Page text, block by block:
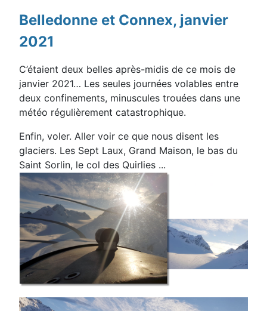
Belledonne et Connex, janvier
2021
C’étaient deux belles après-midis de ce mois de
janvier 2021… Les seules journées volables entre
deux confinements, minuscules trouées dans une
météo régulièrement catastrophique.
Enfin, voler. Aller voir ce que nous disent les
glaciers. Les Sept Laux, Grand Maison, le bas du
Saint Sorlin, le col des Quirlies ...